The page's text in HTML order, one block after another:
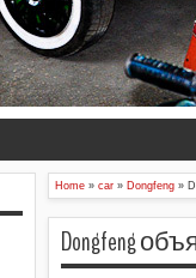
Home » car » Dongfeng »
Dongfeng